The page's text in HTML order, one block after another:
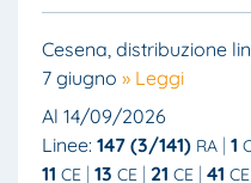
Cesena, distribuzione
7 giugno » Leggi
Al 14/09/2026
Linee: 147 (3/141) RA 1
11 CE 13 CE 21 CE 41 CE